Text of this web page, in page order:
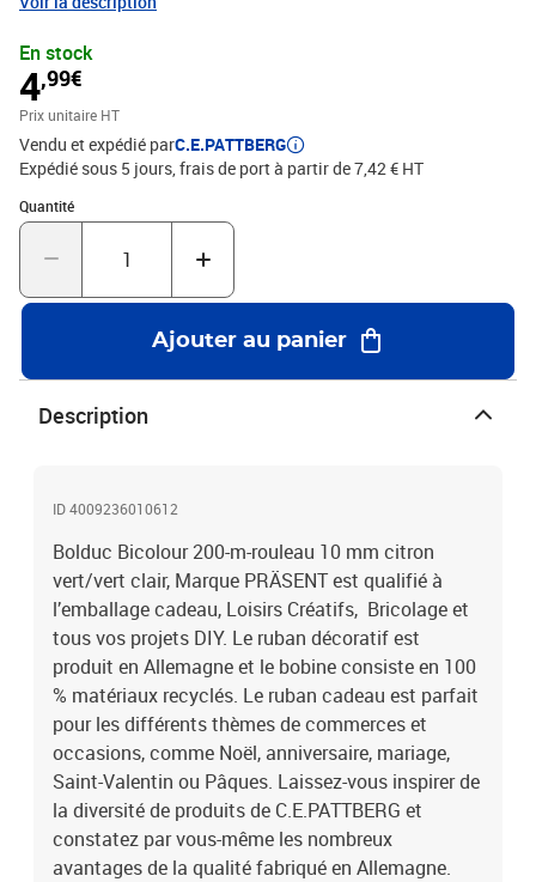
recyclés. Le ruban cadeau est parfait pour les différents thèmes de
commerces et occasions, comme Noël, anniversaire, mariage,
Saint-Valentin ou Pâques. Laissez-vous inspirer de la diversité de
produits de C.E.PATTBERG et constatez par vous-même les
nombreux avantages de la qualité fabriqué en Allemagne.
En stock
4,99€
Prix unitaire HT
Vendu et expédié parC.E.PATTBERG
Expédié sous 5 jours, frais de port à partir de 7,42 € HT
Quantité
Quantité : 1
Ajouter au panier
Description
ID 4009236010612
Bolduc Bicolour 200-m-rouleau 10 mm citron
vert/vert clair, Marque PRÄSENT est qualifié à
l’emballage cadeau, Loisirs Créatifs, Bricolage et
tous vos projets DIY. Le ruban décoratif est
produit en Allemagne et le bobine consiste en 100
% matériaux recyclés. Le ruban cadeau est parfait
pour les différents thèmes de commerces et
occasions, comme Noël, anniversaire, mariage,
Saint-Valentin ou Pâques. Laissez-vous inspirer de
la diversité de produits de C.E.PATTBERG et
constatez par vous-même les nombreux
avantages de la qualité fabriqué en Allemagne.